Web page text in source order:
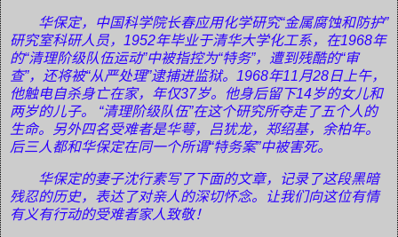
华保定，中国科学院长春应用化学研究“金属腐蚀和防护”
研究室科研人员，1952年毕业于清华大学化工系，在1968年
的“清理阶级队伍运动”中被指控为“特务”，遭到残酷的“审
查”，还将被“从严处理”逮捕进监狱。1968年11月28日上午，
他触电自杀身亡在家，年仅37岁。他身后留下14岁的女儿和
两岁的儿子。 “清理阶级队伍”在这个研究所夺走了五个人的
生命。另外四名受难者是华萼，吕犹龙，郑绍基，余柏年。
后三人都和华保定在同一个所谓“特务案”中被害死。
华保定的妻子沈行素写了下面的文章，记录了这段黑暗
残忍的历史，表达了对亲人的深切怀念。让我们向这位有情
有义有行动的受难者家人致敬！